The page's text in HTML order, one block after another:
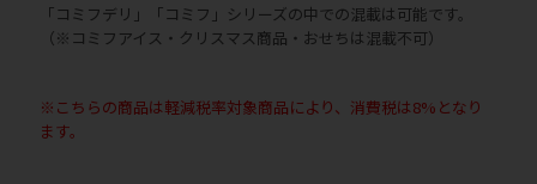
「コミフデリ」「コミフ」シリーズの中での混載は可能です。
（※コミフアイス・クリスマス商品・おせちは混載不可）
※こちらの商品は軽減税率対象商品により、消費税は8%となり
ます。